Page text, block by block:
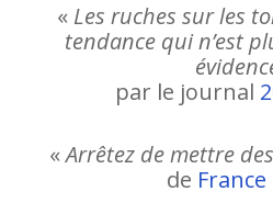
« Les ruches sur les
tendance qui n’est
par le journal
«Arrêtez de mettre
de